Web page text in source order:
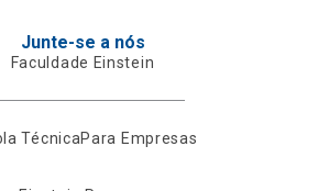
Junte-se a nós
Faculdade Einstein
TécnicaPara Empresas